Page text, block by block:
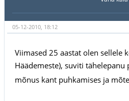
05-12-2010, 18:12
Viimased 25 aastat olen sellele
Häädemeste), suviti
mõnus kant puhkamises ja